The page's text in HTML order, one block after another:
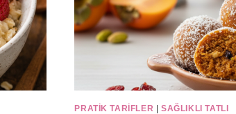
PRATIK TARIFLER |SAĞLIKLI TATLI